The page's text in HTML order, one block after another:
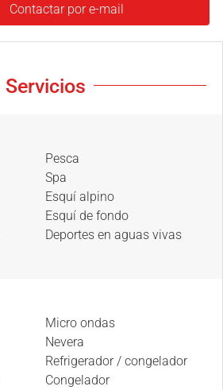
Contactar por e-mail
Servicios
Pesca
Spa
Esquí alpino
Esquí de fondo
Deportes en aguas vivas
Micro ondas
Nevera
Refrigerador / congelador
Congelador